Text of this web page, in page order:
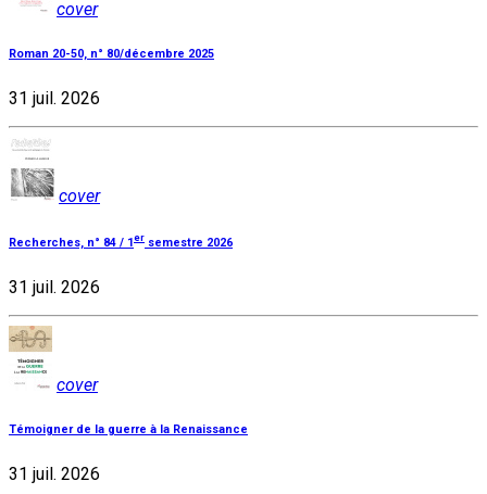
cover
Roman 20-50, n° 80/décembre 2025
31 juil. 2026
cover
Recherches, n° 84 / 1 er semestre 2026
31 juil. 2026
cover
Témoigner de la guerre à la Renaissance
31 juil. 2026